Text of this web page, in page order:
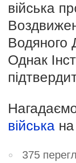
війська
Водяного
Однак
війська
375